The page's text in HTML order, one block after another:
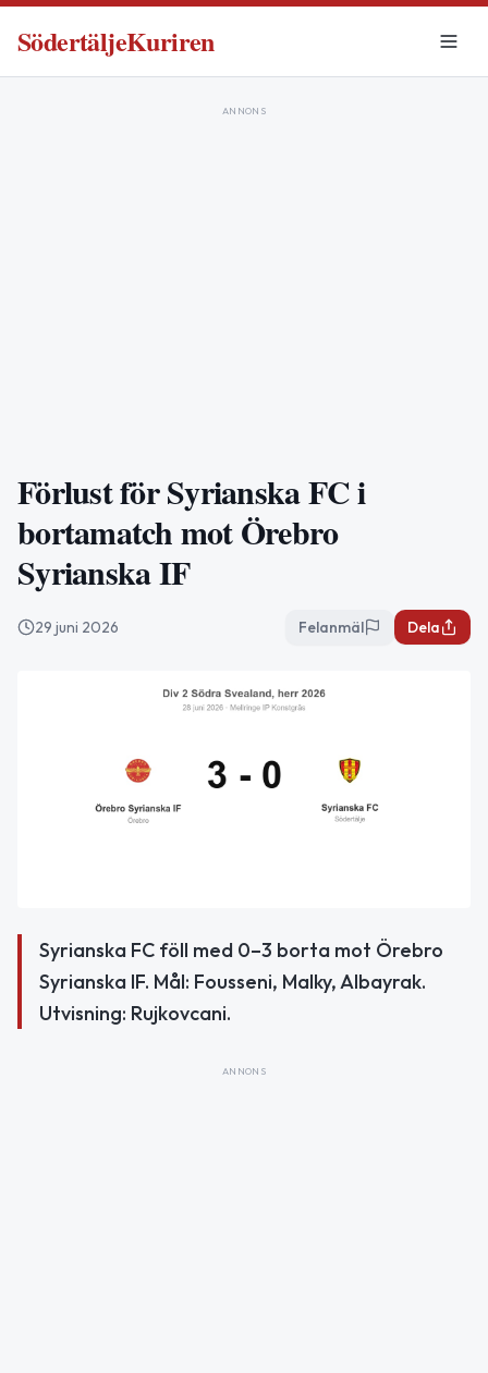
SödertäljeKuriren
ANNONS
Förlust för Syrianska FC i
bortamatch mot Örebro
Syrianska IF
29 juni 2026 Felanmäl Dela
Syrianska FC föll med 0–3 borta mot Örebro
Syrianska IF. Mål: Fousseni, Malky, Albayrak.
Utvisning: Rujkovcani.
ANNONS